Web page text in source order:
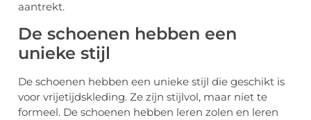
aantrekt.
De schoenen hebben een
unieke stijl
De schoenen hebben een unieke stijl die geschikt is
voor vrijetijdskleding. Ze zijn stijlvol, maar niet te
formeel. De schoenen hebben leren zolen en leren